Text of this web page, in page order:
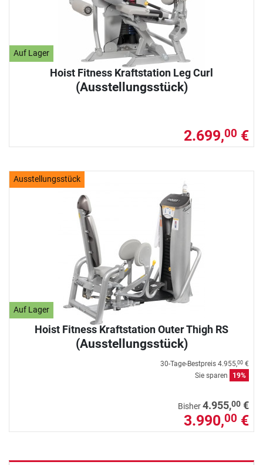
Auf Lager
Hoist Fitness Kraftstation Leg Curl
(Ausstellungsstück)
2.699,00 €
Ausstellungsstück
Auf Lager
Hoist Fitness Kraftstation Outer Thigh RS
(Ausstellungsstück)
30-Tage-Bestpreis 4.955,00 €
Sie sparen
19%
Bisher4.955,00 €
3.990,00 €